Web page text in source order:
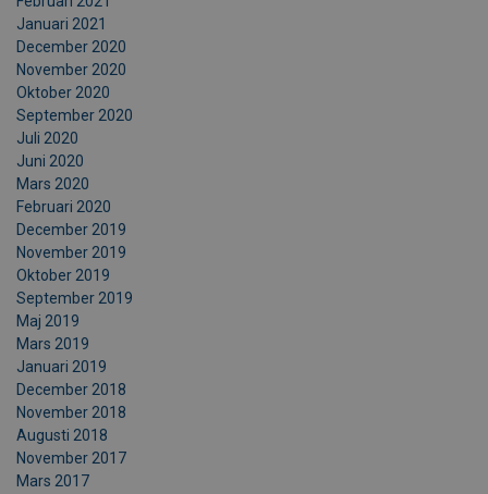
Januari 2021
December 2020
November 2020
Oktober 2020
September 2020
Juli 2020
Juni 2020
Mars 2020
Februari 2020
December 2019
November 2019
Oktober 2019
September 2019
Maj 2019
Mars 2019
Januari 2019
December 2018
November 2018
Augusti 2018
November 2017
Mars 2017